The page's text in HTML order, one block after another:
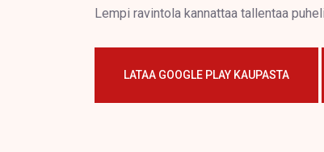
Lempi ravintola kannattaa tallentaa
LATAA GOOGLE PLAY KAUPASTA